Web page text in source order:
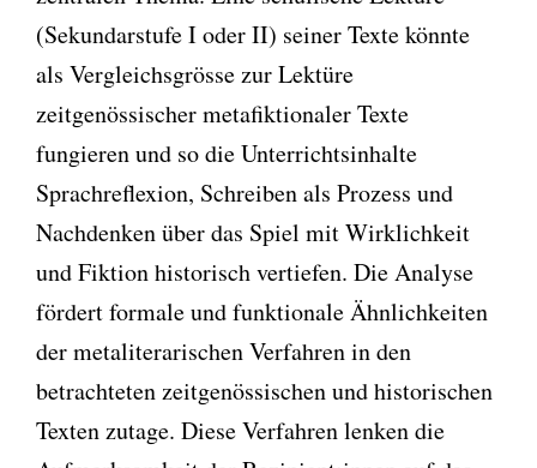
(Sekundarstufe I oder II) seiner Texte könnte
als Vergleichsgrösse zur Lektüre
zeitgenössischer metafiktionaler Texte
fungieren und so die Unterrichtsinhalte
Sprachreflexion, Schreiben als Prozess und
Nachdenken über das Spiel mit Wirklichkeit
und Fiktion historisch vertiefen. Die Analyse
fördert formale und funktionale Ähnlichkeiten
der metaliterarischen Verfahren in den
betrachteten zeitgenössischen und historischen
Texten zutage. Diese Verfahren lenken die